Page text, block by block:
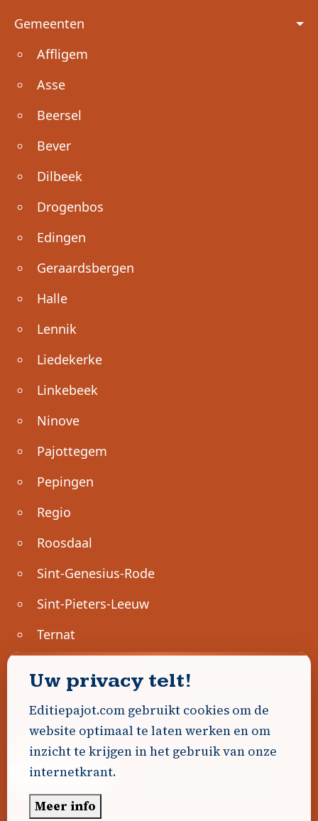
Voet
Gemeenten
Affligem
Asse
Beersel
Bever
Dilbeek
Drogenbos
Edingen
Geraardsbergen
Halle
Lennik
Liedekerke
Linkebeek
Ninove
Pajottegem
Pepingen
Regio
Roosdaal
Sint-Genesius-Rode
Sint-Pieters-Leeuw
Ternat
Geen advertenties gevonden.
Uw advertentie hier? Contacteer ons!
Word Partner!
Uw privacy telt!
Editiepajot.com gebruikt cookies om de
website optimaal te laten werken en om
inzicht te krijgen in het gebruik van onze
internetkrant.
Meer info